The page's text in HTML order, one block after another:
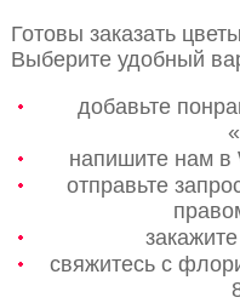
Готовы заказать
Выберите удобный
добавьте
напишите нам в
отправьте
свяжитесь с